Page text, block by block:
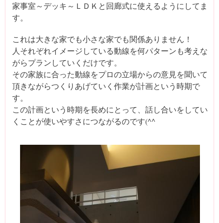
家事室～デッキ～ＬＤＫと回廊式に使えるようにしてま
す。
これは大きな家でも小さな家でも関係ありません！
人それぞれイメージしている動線を何パターンも考えな
がらプランしていくだけです。
その家族に合った動線をプロの立場からの意見を聞いて
頂きながらつくりあげていく作業が計画という時期で
す。
この計画という時期を長めにとって、話し合いをしてい
くことが使いやすさにつながるのです(^^ゞ